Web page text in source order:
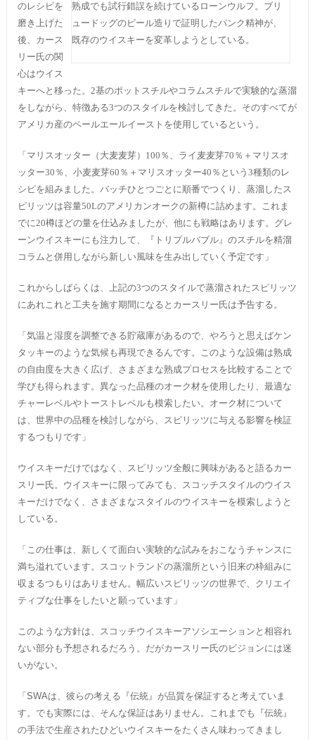
熟成でも試行錯誤を続けているローンウルフ。ブリ
ュードッグのビール造りで証明したパンク精神が、
既存のウイスキーを変革しようとしている。
のレシピを
磨き上げた
後、カース
リー氏の関
心はウイス
キーへと移った。2基のポットスチルやコラムスチルで実験的な蒸溜
をしながら、特徴ある3つのスタイルを検討してきた。そのすべてが
アメリカ産のペールエールイーストを使用しているという。
「マリスオッター（大麦麦芽）100％、ライ麦麦芽70％＋マリスオ
ッター30％、小麦麦芽60％＋マリスオッター40％という3種類のレ
シピを組みました。バッチひとつごとに順番でつくり、蒸溜したス
ピリッツは容量50Lのアメリカンオークの新樽に詰めます。これま
でに20樽ほどの量を仕込みましたが、他にも戦略はあります。グレ
ーンウイスキーにも注力して、『トリプルバブル』のスチルを精溜
コラムと併用しながら新しい風味を生み出していく予定です」
これからしばらくは、上記の3つのスタイルで蒸溜されたスピリッツ
にあれこれと工夫を施す期間になるとカースリー氏は予告する。
「気温と湿度を調整できる貯蔵庫があるので、やろうと思えばケン
タッキーのような気候も再現できるんです。このような設備は熟成
の自由度を大きく広げ、さまざまな熟成プロセスを比較することで
学びも得られます。異なった品種のオーク材を使用したり、最適な
チャーレベルやトーストレベルも模索したい。オーク材について
は、世界中の品種を検討しながら、スピリッツに与える影響を検証
するつもりです」
ウイスキーだけではなく、スピリッツ全般に興味があると語るカー
スリー氏。ウイスキーに限ってみても、スコッチスタイルのウイス
キーだけでなく、さまざまなスタイルのウイスキーを模索しようと
している。
「この仕事は、新しくて面白い実験的な試みをおこなうチャンスに
満ち溢れています。スコットランドの蒸溜所という旧来の枠組みに
収まるつもりはありません。幅広いスピリッツの世界で、クリエイ
ティブな仕事をしたいと願っています」
このような方針は、スコッチウイスキーアソシエーションと相容れ
ない部分も予想されるだろう。だがカースリー氏のビジョンには迷
いがない。
「SWAは、彼らの考える『伝統』が品質を保証すると考えていま
す。でも実際には、そんな保証はありません。これまでも『伝統』
の手法で生産されたひどいウイスキーをたくさん味わってきまし